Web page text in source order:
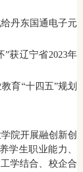
丹东国通电子元
获辽宁省2023年
育“十四五”规划
院开展融创新创
学生职业能力、
学结合、校企合